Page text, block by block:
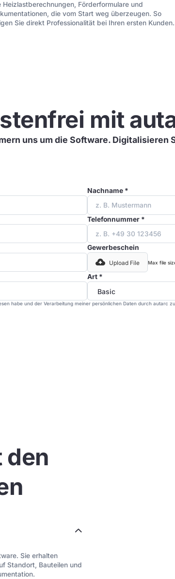
Heizlastberechnungen, Förderformulare und
die vom Start weg überzeugen. So
Sie direkt Professionalität bei Ihren ersten Kunden.
mit
uns um die Software. Digitalisieren
Nachname *
Telefonnummer *
Gewerbeschein
Upload File Max file
Art *
habe und der Verarbeitung meiner persönlichen Daten durch autarc
den
Sie erhalten
Standort, Bauteilen und